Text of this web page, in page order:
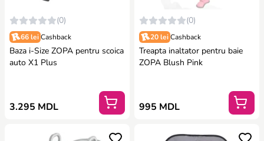
(0)
66 lei Cashback
Baza i-Size ZOPA pentru scoica
auto X1 Plus
3.295 MDL
(0)
20 lei Cashback
Treapta inaltator pentru baie
ZOPA Blush Pink
995 MDL